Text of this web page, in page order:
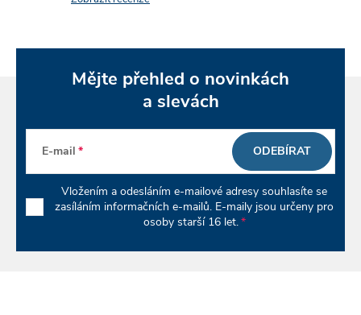
v
Mějte přehled o novinkách
a slevách
E-mail
Vložením a odesláním e-mailové adresy souhlasíte se
zasíláním informačních e-mailů. E-maily jsou určeny pro
osoby starší 16 let.
ODEBÍRAT